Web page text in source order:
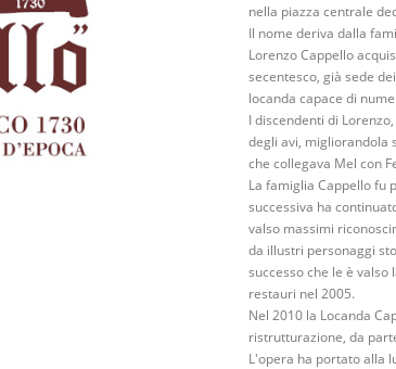
nella piazza centrale
Il nome deriva dalla
Lorenzo Cappello
secentesco, già sede
locanda capace di
I discendenti di
degli avi, migliorandola
che collegava Mel con
La famiglia Cappello fu
successiva ha
valso massimi
da illustri personaggi
successo che le è valso
restauri nel 2005.
Nel 2010 la Locanda
ristrutturazione, da
L'opera ha portato alla